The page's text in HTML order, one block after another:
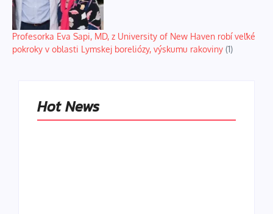
Profesorka Eva Sapi, MD, z University of New Haven robí veľké
pokroky v oblasti Lymskej boreliózy, výskumu rakoviny (1)
Hot News